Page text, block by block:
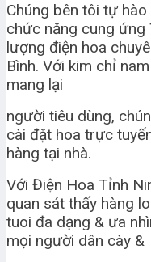
Chúng bên tôi tự
chức năng cung
lượng điện hoa
Bình. Với kim chỉ
mang lại
người tiêu dùng,
cài đặt hoa trực
hàng tại nhà.
Với Điện Hoa Tỉnh
quan sát thấy hàng
tuoi đa dạng & ưa
mọi người dân cày &